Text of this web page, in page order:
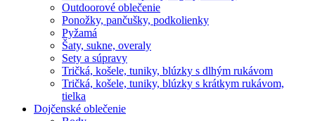
Outdoorové oblečenie
Ponožky, pančušky, podkolienky
Pyžamá
Šaty, sukne, overaly
Sety a súpravy
Tričká, košele, tuniky, blúzky s dlhým rukávom
Tričká, košele, tuniky, blúzky s krátkym rukávom,
tielka
Dojčenské oblečenie